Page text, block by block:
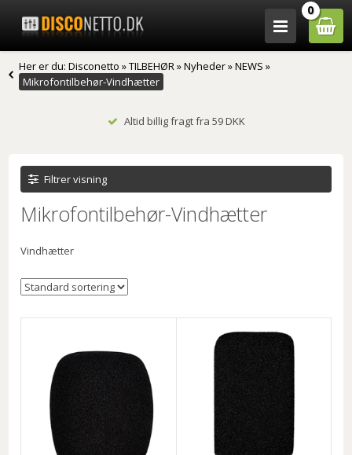
0
Her er du:Disconetto »TILBEHØR»Nyheder»NEWS »
Mikrofontilbehør-Vindhætter
Altid billig fragt fra 59 DKK
Filtrer visning
Mikrofontilbehør-Vindhætter
Vindhætter